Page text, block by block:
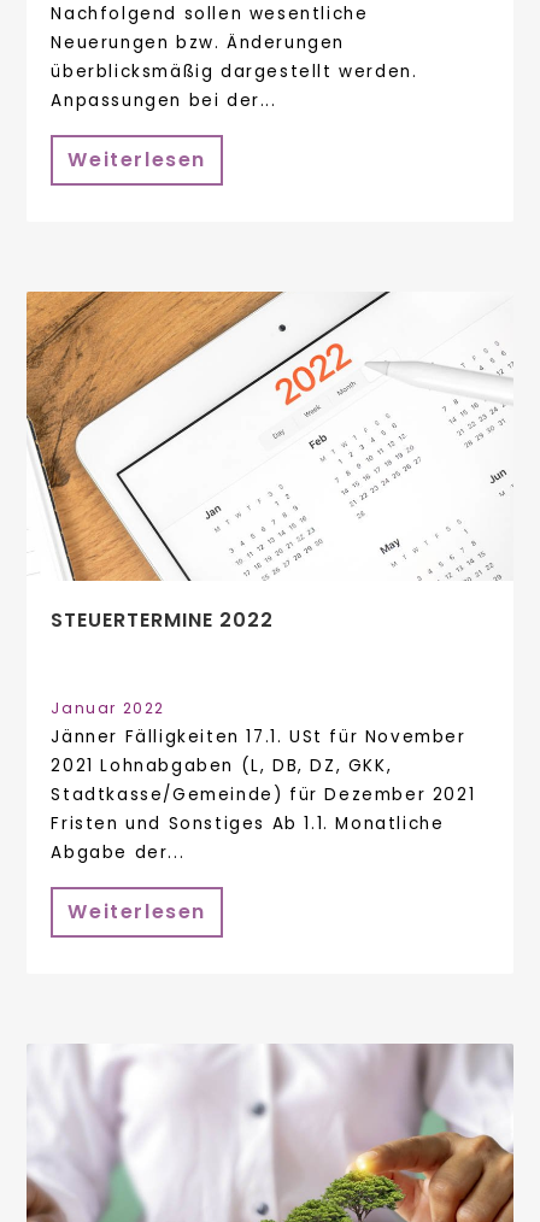
Nachfolgend sollen wesentliche
Neuerungen bzw. Änderungen
überblicksmäßig dargestellt werden.
Anpassungen bei der...
Weiterlesen
STEUERTERMINE 2022
Januar 2022
Jänner Fälligkeiten 17.1. USt für November
2021 Lohnabgaben (L, DB, DZ, GKK,
Stadtkasse/Gemeinde) für Dezember 2021
Fristen und Sonstiges Ab 1.1. Monatliche
Abgabe der...
Weiterlesen